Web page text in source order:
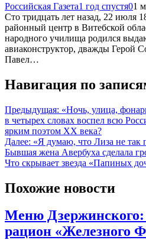
Российская Газета1 год спустя01
Сто тридцать лет назад, 22 июля
районный центр в Витебской
народного училища родился
авиаконструктор, дважды Герой
Павел…
Навигация по
Предыдущая: «Ночь, улица,
в четырех словах воспел всю
ярким поэтом XX века?
Далее: «Я думаю, что Лиза не так
Бывшая жена Авербуха сделала
Что скрывает звезда «Папиных
Похожие новости
Меню Дзержинского:
рацион «Железного